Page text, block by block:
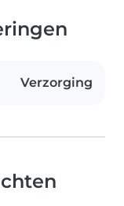
Verzorging